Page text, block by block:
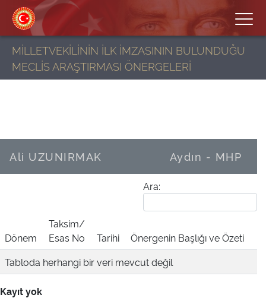
MİLLETVEKİLİNİN İLK İMZASININ BULUNDUĞU
MECLİS ARAŞTIRMASI ÖNERGELERİ
Ali UZUNIRMAK Aydın - MHP
Ara:
Dönem
Taksim/
Esas No
Tarihi
Önergenin Başlığı ve Özeti
Tabloda herhangi bir veri mevcut değil
Kayıt yok